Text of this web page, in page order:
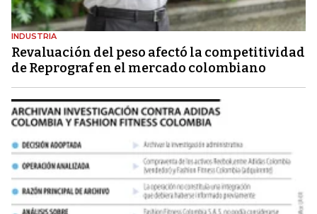
INDUSTRIA
Revaluación del peso afectó la competitividad
de Reprograf en el mercado colombiano